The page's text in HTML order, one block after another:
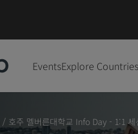
EventsExplore Countries
/ 호주 멜버른대학교 Info Day - 1:1 세